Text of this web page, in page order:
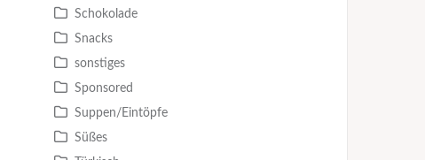
Schokolade
Snacks
sonstiges
Sponsored
Suppen/Eintöpfe
Süßes